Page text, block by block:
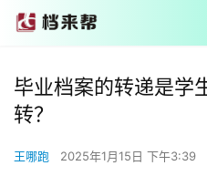
毕业档案的转递是学
转？
王哪跑 2025年1月15日 下午3:39